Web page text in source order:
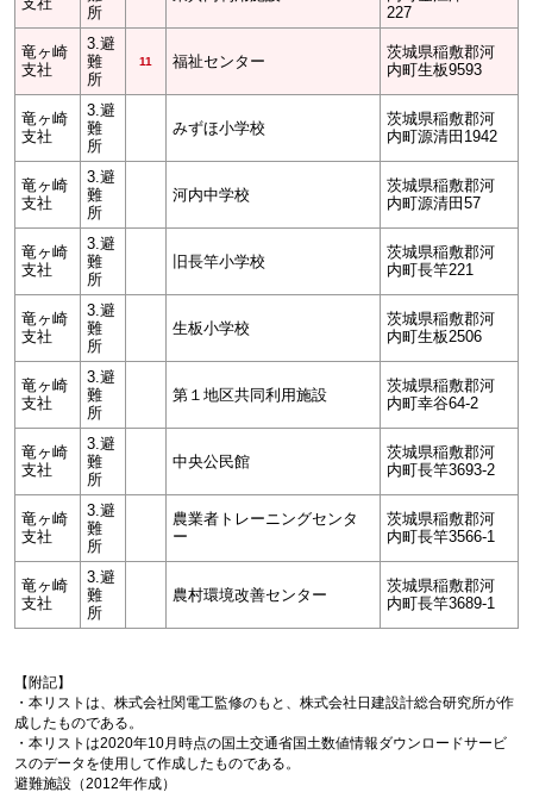
所
227
竜ヶ崎
支社
3.避
難
所
11 福祉センター
茨城県稲敷郡河
内町生板9593
竜ヶ崎
支社
3.避
難
所
みずほ小学校
茨城県稲敷郡河
内町源清田1942
竜ヶ崎
支社
3.避
難
所
河内中学校
茨城県稲敷郡河
内町源清田57
竜ヶ崎
支社
3.避
難
所
旧長竿小学校
茨城県稲敷郡河
内町長竿221
竜ヶ崎
支社
3.避
難
所
生板小学校
茨城県稲敷郡河
内町生板2506
竜ヶ崎
支社
3.避
難
所
第１地区共同利用施設
茨城県稲敷郡河
内町幸谷64-2
竜ヶ崎
支社
3.避
難
所
中央公民館
茨城県稲敷郡河
内町長竿3693-2
竜ヶ崎
支社
3.避
難
所
農業者トレーニングセンタ
ー
茨城県稲敷郡河
内町長竿3566-1
竜ヶ崎
支社
3.避
難
所
農村環境改善センター
茨城県稲敷郡河
内町長竿3689-1
【附記】
・本リストは、株式会社関電工監修のもと、株式会社日建設計総合研究所が作
成したものである。
・本リストは2020年10月時点の国土交通省国土数値情報ダウンロードサービ
スのデータを使用して作成したものである。
避難施設（2012年作成）